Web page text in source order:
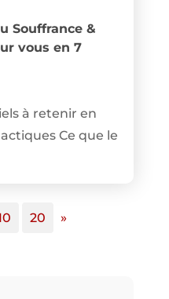
Souffrance &
vous en 7
à retenir en
Ce que le
20 »